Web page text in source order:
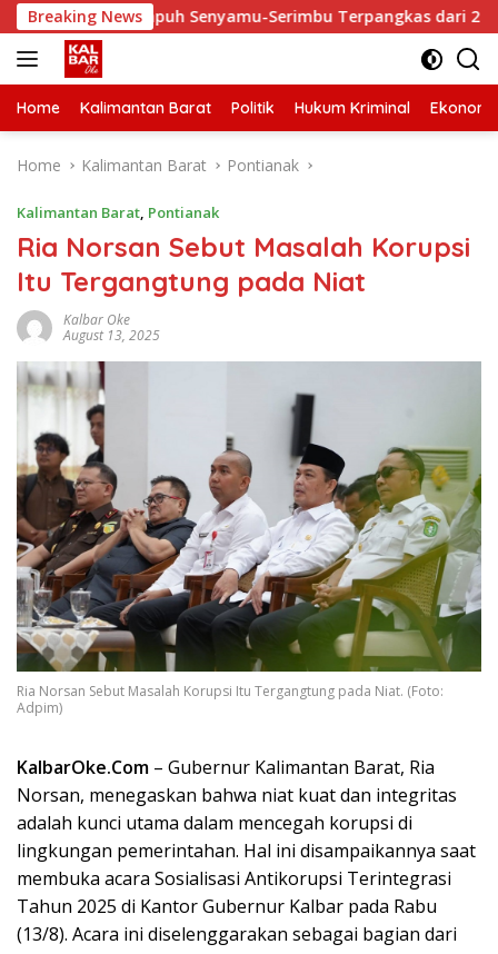
Skip
to
content
Breaking News
Tempuh Senyamu-Serimbu Terpangkas dari 2 Jam Jadi 20
Home Kalimantan Barat Politik Hukum Kriminal Ekonomi
Home Kalimantan Barat Pontianak
Kalimantan Barat, Pontianak
Ria Norsan Sebut Masalah Korupsi
Itu Tergangtung pada Niat
Kalbar Oke
August 13, 2025
Ria Norsan Sebut Masalah Korupsi Itu Tergangtung pada Niat. (Foto:
Adpim)
KalbarOke.Com – Gubernur Kalimantan Barat, Ria
Norsan, menegaskan bahwa niat kuat dan integritas
adalah kunci utama dalam mencegah korupsi di
lingkungan pemerintahan. Hal ini disampaikannya saat
membuka acara Sosialisasi Antikorupsi Terintegrasi
Tahun 2025 di Kantor Gubernur Kalbar pada Rabu
(13/8). Acara ini diselenggarakan sebagai bagian dari